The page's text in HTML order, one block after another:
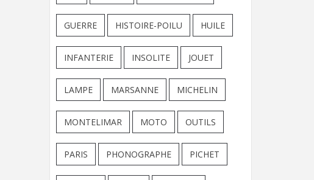
GUERRE HISTOIRE-POILU HUILE
INFANTERIE INSOLITE JOUET
LAMPE MARSANNE MICHELIN
MONTELIMAR MOTO OUTILS
PARIS PHONOGRAPHE PICHET